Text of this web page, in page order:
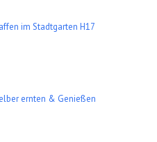
im Stadtgarten H17
ernten & Genießen